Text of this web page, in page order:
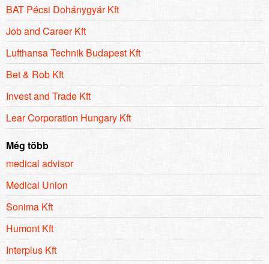
BAT Pécsi Dohánygyár Kft
Job and Career Kft
Lufthansa Technik Budapest Kft
Bet & Rob Kft
Invest and Trade Kft
Lear Corporation Hungary Kft
Még több
medical advisor
Medical Union
Sonima Kft
Humont Kft
Interplus Kft